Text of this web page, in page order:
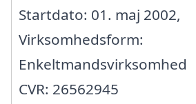
Startdato: 01. maj 2002,
Virksomhedsform:
Enkeltmandsvirksomhed
CVR: 26562945